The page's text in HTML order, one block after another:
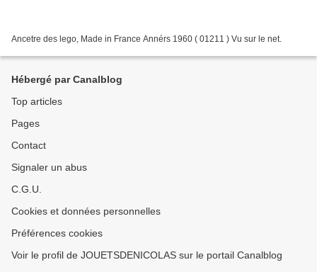
Ancetre des lego, Made in France Annérs 1960 ( 01211 ) Vu sur le net.
Hébergé par Canalblog
Top articles
Pages
Contact
Signaler un abus
C.G.U.
Cookies et données personnelles
Préférences cookies
Voir le profil de JOUETSDENICOLAS sur le portail Canalblog